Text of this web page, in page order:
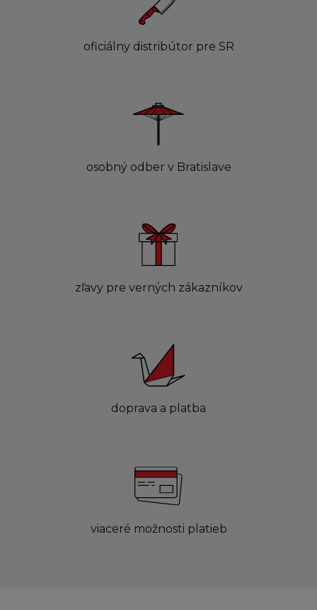
oficiálny distribútor pre SR
osobný odber v Bratislave
zľavy pre verných zákazníkov
doprava a platba
viaceré možnosti platieb